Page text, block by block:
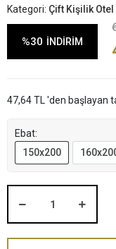
Kategori: Çift Kişilik Otel
%30 İNDİRİM
47,64 TL 'den başlayan
Ebat:
150x200